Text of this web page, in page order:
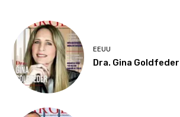
EEUU
Dra. Gina Goldfeder